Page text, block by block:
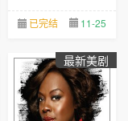
11-23 已完结 11-25
最新美剧